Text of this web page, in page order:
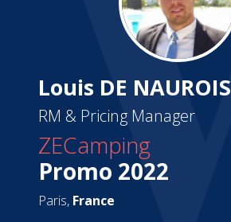
Louis DE NAUROIS
RM & Pricing Manager
ZECamping
Promo 2022
Paris, France